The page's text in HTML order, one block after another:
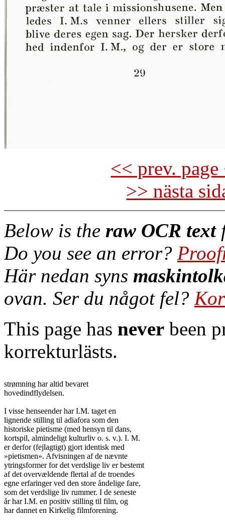
<< prev.
>> nästa
Below is the raw OCR text
Do you see an error?
Här nedan syns
ovan. Ser du något fel?
This page has never been
korrekturlästs.
strømning har altid bevaret
hovedindflydelsen.
I visse henseender har I.M. taget en
lignende stilling til adiafora som den
historiske pietisme (med hensyn til dans,
kortspil, almindeligt kulturliv o. s. v.). I. M.
er derfor (fejlagtigt) gjort identisk med
»pietismen». Afvisningen af de nævnte
ytringsformer for det verdslige liv er bestemt
af det overvældende flertal af de troendes
egne erfaringer ved den store åndelige fare,
som det verdslige liv rummer. I de seneste
år har I.M. en positiv stilling til film, og
har dannet en Kirkelig filmforening.